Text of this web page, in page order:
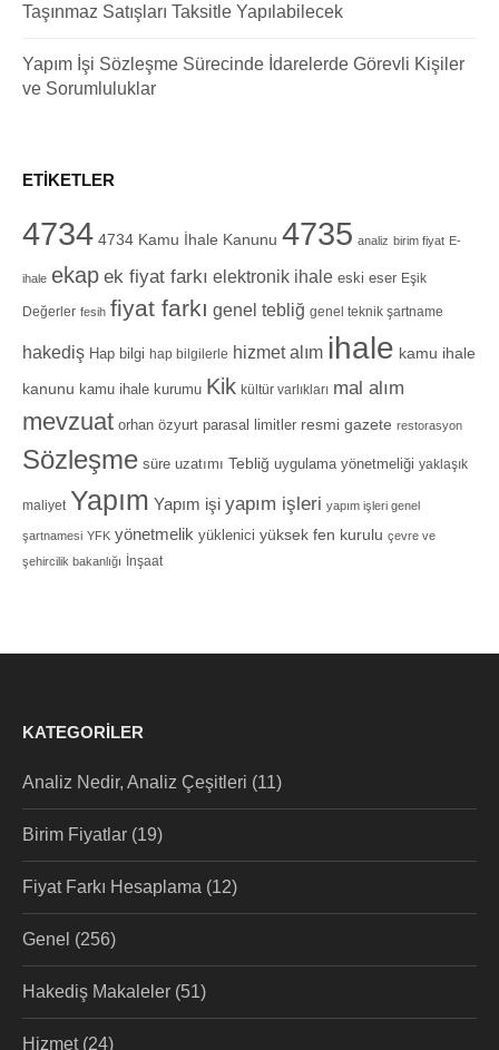
Taşınmaz Satışları Taksitle Yapılabilecek
Yapım İşi Sözleşme Sürecinde İdarelerde Görevli Kişiler
ve Sorumluluklar
ETIKETLER
4734 4734 Kamu İhale Kanunu 4735 analiz birim fiyat E-
ihale ekap ek fiyat farkı elektronik ihale eski eser Eşik
Değerler fesih fiyat farkı genel tebliğ genel teknik şartname
hakediş Hap bilgi hap bilgilerle hizmet alım ihale kamu ihale
kanunu kamu ihale kurumu Kik kültür varlıkları mal alım
mevzuat orhan özyurt parasal limitler resmi gazete restorasyon
Sözleşme süre uzatımı Tebliğ uygulama yönetmeliği yaklaşık
maliyet Yapım Yapım işi yapım işleri yapım işleri genel
şartnamesi YFK yönetmelik yüklenici yüksek fen kurulu çevre ve
şehircilik bakanlığı İnşaat
KATEGORILER
Analiz Nedir, Analiz Çeşitleri (11)
Birim Fiyatlar (19)
Fiyat Farkı Hesaplama (12)
Genel (256)
Hakediş Makaleler (51)
Hizmet(24)